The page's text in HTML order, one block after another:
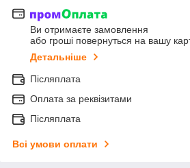
Ви отримаєте замовлення
або гроші повернуться на вашу
Детальніше
Післяплата
Оплата за реквізитами
Післяплата
Всі умови оплати